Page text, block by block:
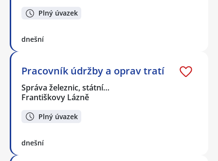
Plný úvazek
dnešní
Pracovník údržby a oprav tratí
Správa železnic, státní…
Františkovy Lázně
Plný úvazek
dnešní